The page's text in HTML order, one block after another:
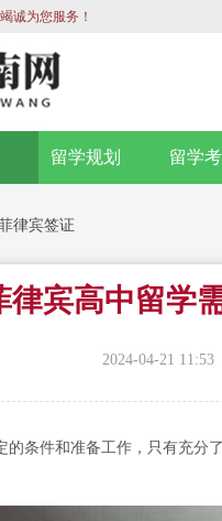
诚为您服务！
留学规划 留学
律宾签证
律宾高中留学
2024-04-21 11:53
的条件和准备工作，只有充分